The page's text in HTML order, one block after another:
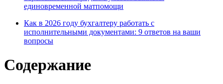
единовременной матпомощи
Как в 2026 году бухгалтеру работать с
исполнительными документами: 9 ответов на ваши
вопросы
Содержание